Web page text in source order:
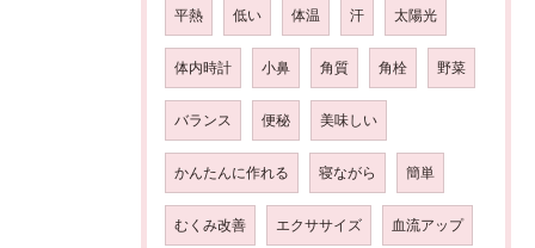
平熱 低い 体温 汗 太陽光
体内時計 小鼻 角質 角栓 野菜
バランス 便秘 美味しい
かんたんに作れる 寝ながら 簡単
むくみ改善 エクササイズ 血流アップ